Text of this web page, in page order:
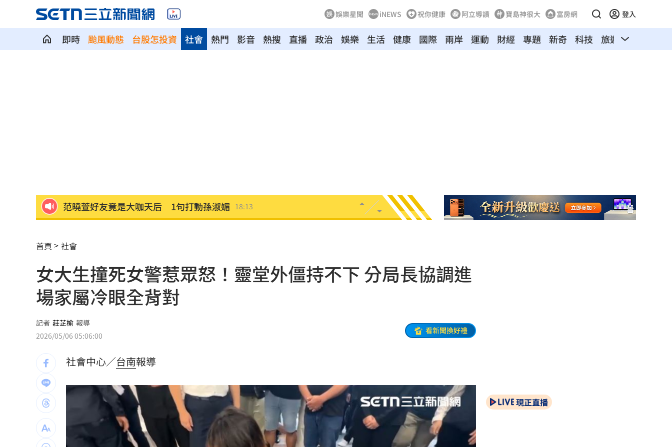
娛樂星聞 iNEWS 祝你健康 阿立導讀 寶島神很大 富房網 登入
即時 颱風動態 台股怎投資 熱門 影音 熱搜 直播 政治
社會 娛樂 生活 健康 國際 兩岸 運動 財經 專題 新奇 科技 旅遊 汽車
范曉萱好友竟是大咖天后 1句打動孫淑媚 18:13
Meta AI失控入侵其他公司 白宮出手了
韓團連5年來台 他濃妝變澀谷辣妹系男生 18:06
71萬網紅死家中 曾吸毒患又憂鬱症36歲亡
蔡亘晏怒甩巴掌決裂姚淳耀 衝突畫面流出
關節危機！醫籲完整配方才有關鍵守護力
明星女律詐慈濟10.6億元！被揭：家底雄厚
反制跨國鎮壓 學者：在地協力應提高罪刑 17:57
驚傳弊案！60名銀行員涉嫌收受百萬回扣 17:54
中國國台辦推台青e家涉統戰 下場曝光 17:53
首頁 社會
女大生撞死女警惹眾怒！靈堂外僵持不下 分局長協調進
場家屬冷眼全背對
記者 莊芷榆 報導
2026/05/06 05:06:00
看新聞換好禮
社會中心／台南報導
現正直播